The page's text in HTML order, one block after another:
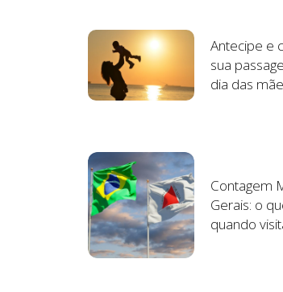
Antecipe e
sua
dia das
Contagem
Gerais: o
quando